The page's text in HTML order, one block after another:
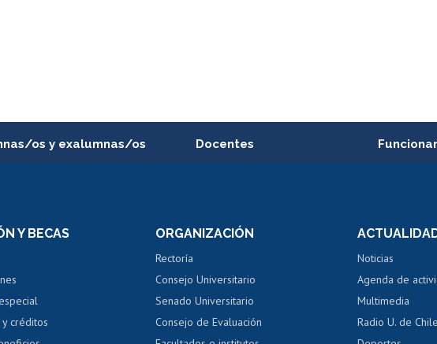
os y exalumnas/os
médico y dental
arancel y crédito alumnos
de arancel y crédito exalumnos
de títulos y grados
Docentes
Perfeccionamiento
Evaluación docente
Calificación académica
Postulación al AUCAI
Portal de
Certificado
Certificado
Y BECAS
créditos
ORGANIZACIÓN
Rectoría
Consejo Universitario
Senado Universitario
Consejo de Evaluación
Noticias
Agenda de
Multimedia
Radio U. de Chile